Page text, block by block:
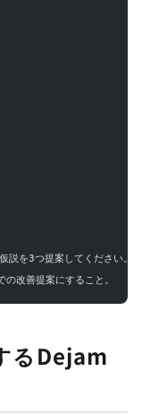
説を3つ提案してください。
改善提案にすること。
るDejam